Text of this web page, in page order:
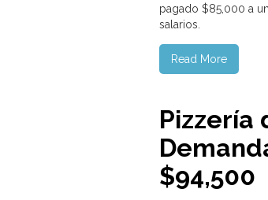
pagado $85,000 a
salarios.
Read More
Pizzería
$94,500